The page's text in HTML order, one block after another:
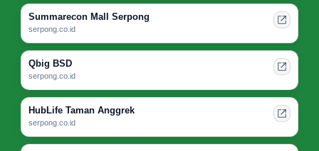
Summarecon Mall Serpong
serpong.co.id
Qbig BSD
serpong.co.id
HubLife Taman Anggrek
serpong.co.id